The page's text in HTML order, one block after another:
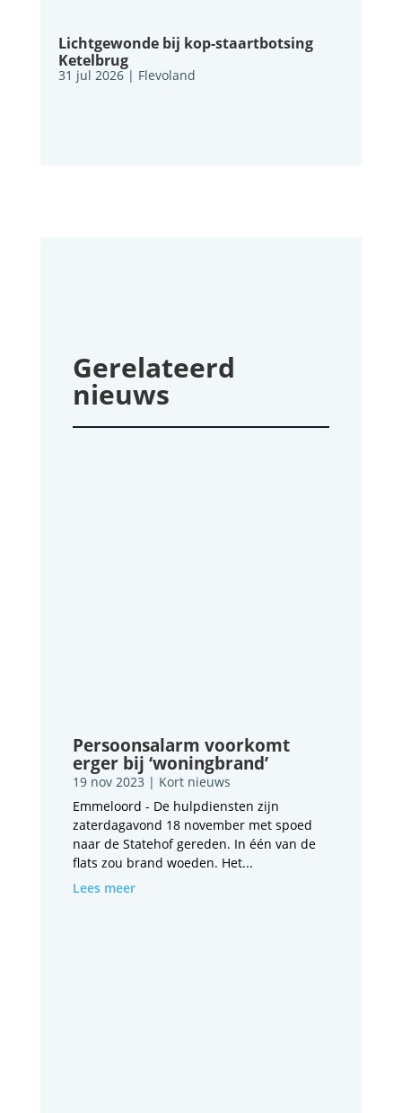
Lichtgewonde bij kop-staartbotsing
Ketelbrug
31 jul 2026| Flevoland
Gerelateerd
nieuws
Persoonsalarm voorkomt
erger bij ‘woningbrand’
19 nov 2023 | Kort nieuws
Emmeloord - De hulpdiensten zijn
zaterdagavond 18 november met spoed
naar de Statehof gereden. In één van de
flats zou brand woeden. Het...
Lees meer